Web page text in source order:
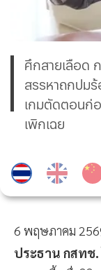
ศึกสายเลือด
สรรหาถกปม
เกมตัดตอนก่
เพิกเฉย
6 พฤษภาคม
ประธาน กสทช.